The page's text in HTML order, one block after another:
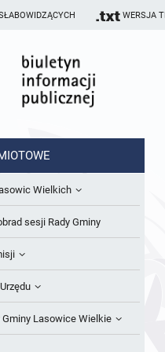
WERSJA
Wielkich
Radnych
i informacja o
sesji Rady Gminy
i Finansów
Gminy Lasowice Wielkie